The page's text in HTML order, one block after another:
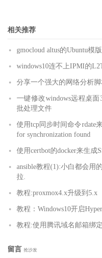
相关推荐
gmocloud altus的Ubuntu模
windows10连不上IPMI的
分享一个强大的网络分析
一键修改windows远程桌
批处理文件
使用tcp同步时间命令rdate
for synchronization found
使用certbot的docker来生
ansible教程(1):小白都会用
拉.
教程:proxmox4.x升级到5.x
教程：Windows10开启
教程:使用腾讯域名邮箱绑
留言 抢沙发